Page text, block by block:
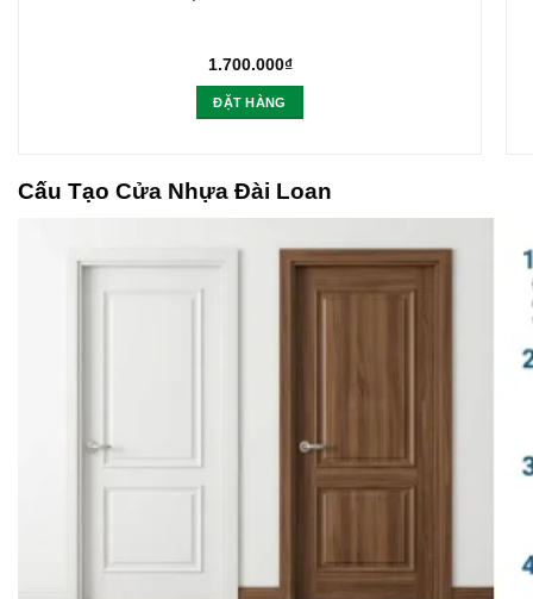
1.700.000₫
ĐẶT HÀNG
Cấu Tạo Cửa Nhựa Đài Loan